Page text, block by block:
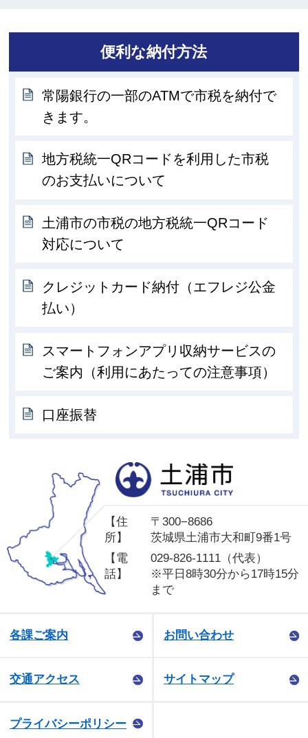
便利な納付方法
常陽銀行の一部のATMで市税を納付で
きます。
地方税統一QRコードを利用した市税
のお支払いについて
土浦市の市税の地方税統一QRコード
対応について
クレジットカード納付（エフレジ公金
払い）
スマートフォンアプリ収納サービスの
ご案内（利用にあたっての注意事項）
口座振替
【住
所】
〒300−8686
茨城県土浦市大和町9番1号
【電
話】
029-826-1111（代表）
※平日8時30分から17時15分
まで
各課ご案内 お問い合わせ
交通アクセス サイトマップ
プライバシーポリシー